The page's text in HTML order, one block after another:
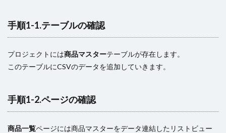
手順1-1.テーブルの確認
プロジェクトには商品マスターテーブルが存在します。
このテーブルにCSVのデータを追加していきます。
手順1-2.ページの確認
商品一覧ページには商品マスターをデータ連結したリストビュー